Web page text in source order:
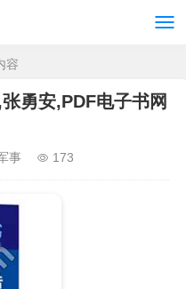
容
勇安,PDF电子书网
事 173